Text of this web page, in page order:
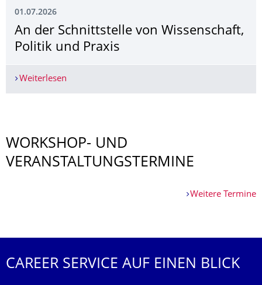
01.07.2026
An der Schnittstelle von Wissenschaft,
Politik und Praxis
Weiterlesen
WORKSHOP- UND
VERANSTALTUNGSTERMINE
Weitere Termine
CAREER SERVICE AUF EINEN BLICK